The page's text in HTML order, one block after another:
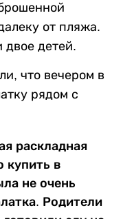
от пляжа.
двое детей.
что вечером в
рядом с
раскладная
купить в
не очень
Родители